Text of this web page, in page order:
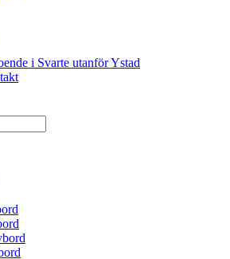
i Svarte utanför Ystad